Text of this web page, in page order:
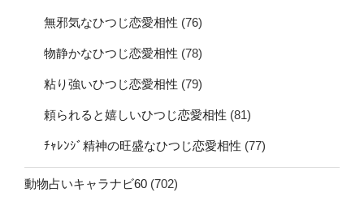
無邪気なひつじ恋愛相性 (76)
物静かなひつじ恋愛相性 (78)
粘り強いひつじ恋愛相性 (79)
頼られると嬉しいひつじ恋愛相性 (81)
ﾁｬﾚﾝｼﾞ精神の旺盛なひつじ恋愛相性 (77)
動物占いキャラナビ60 (702)